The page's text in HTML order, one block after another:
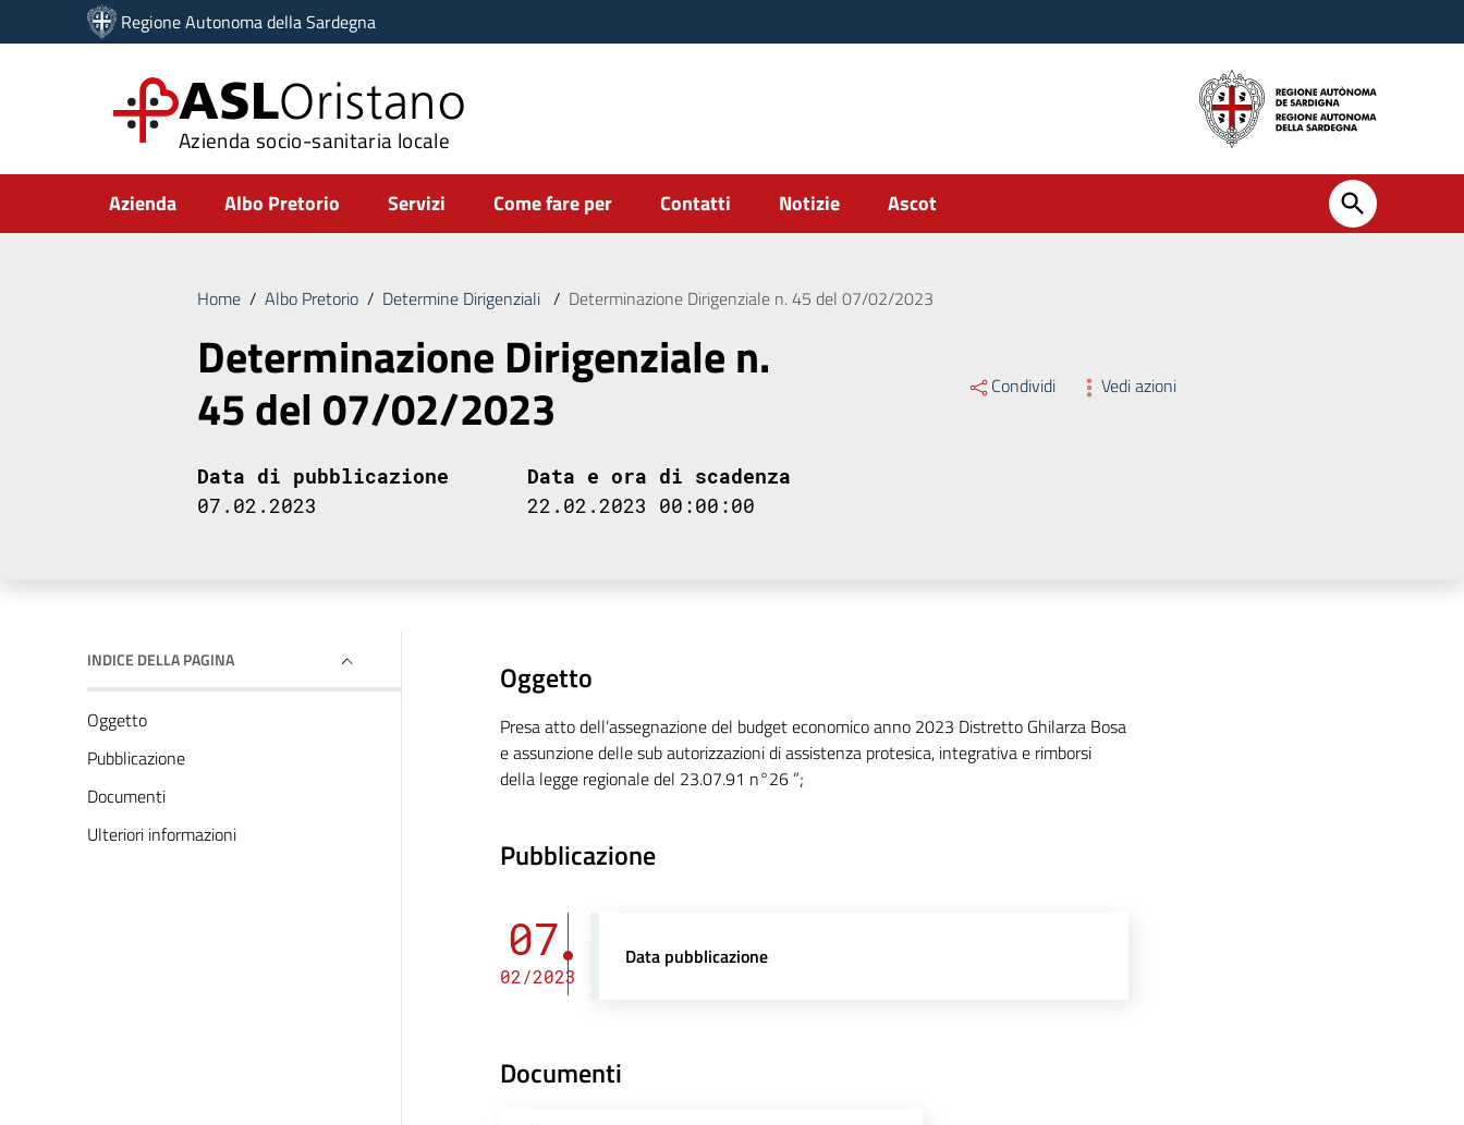
Vai ai contenuti
Vai al menu di navigazione
Regione Autonoma della Sardegna
ASLOristano
Azienda socio-sanitaria locale
Submenu
Azienda Albo Pretorio Servizi Come fare per Contatti Notizie Ascot
Home / Albo Pretorio / Determine Dirigenziali / Determinazione Dirigenziale n. 45 del 07/02/2023
Determinazione Dirigenziale n.
45 del 07/02/2023 Condividi Vedi azioni
Data di pubblicazione
07.02.2023
Data e ora di scadenza
22.02.2023 00:00:00
INDICE DELLA PAGINA
Oggetto
Pubblicazione
Documenti
Ulteriori informazioni
Oggetto
Presa atto dell’assegnazione del budget economico anno 2023 Distretto Ghilarza Bosa
e assunzione delle sub autorizzazioni di assistenza protesica, integrativa e rimborsi
della legge regionale del 23.07.91 n°26 ”;
Pubblicazione
07
02/2023
Data pubblicazione
Documenti